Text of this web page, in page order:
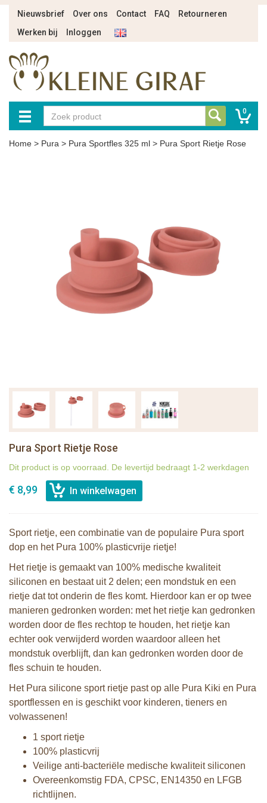
Nieuwsbrief Over ons Contact FAQ
Retourneren
Werken bij
Inloggen
0
Home > Pura > Pura Sportfles 325 ml > Pura Sport Rietje Rose
Pura Sport Rietje Rose
Dit product is op voorraad. De levertijd bedraagt 1-2 werkdagen
€ 8,99
Sport rietje, een combinatie van de populaire Pura sport
dop en het Pura 100% plasticvrije rietje!
Het rietje is gemaakt van 100% medische kwaliteit
siliconen en bestaat uit 2 delen; een mondstuk en een
rietje dat tot onderin de fles komt. Hierdoor kan er op twee
manieren gedronken worden: met het rietje kan gedronken
worden door de fles rechtop te houden, het rietje kan
echter ook verwijderd worden waardoor alleen het
mondstuk overblijft, dan kan gedronken worden door de
fles schuin te houden.
Het Pura silicone sport rietje past op alle Pura Kiki en Pura
sportflessen en is geschikt voor kinderen, tieners en
volwassenen!
1 sport rietje
100% plasticvrij
Veilige anti-bacteriële medische kwaliteit siliconen
Overeenkomstig FDA, CPSC, EN14350 en LFGB
richtlijnen.